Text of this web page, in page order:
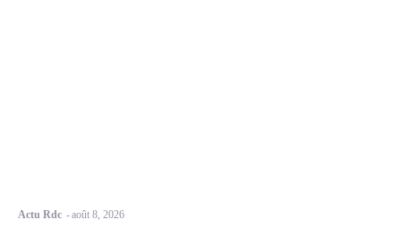
Actu Rdc -août 8, 2026